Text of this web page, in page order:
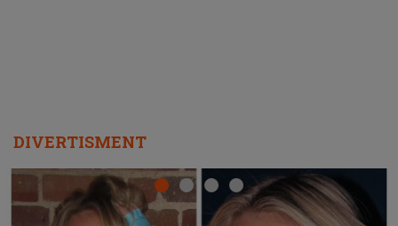
DIVERTISMENT